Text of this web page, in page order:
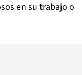
en su trabajo o